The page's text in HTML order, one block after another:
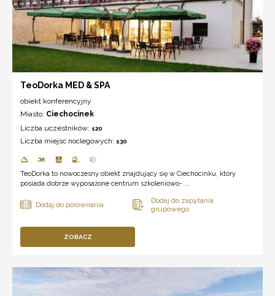
TeoDorka MED & SPA
obiekt konferencyjny
Miasto: Ciechocinek
Liczba uczestników: 120
Liczba miejsc noclegowych: 130
TeoDorka to nowoczesny obiekt znajdujący się w Ciechocinku, który
posiada dobrze wyposażone centrum szkoleniowo- ...
ZOBACZ